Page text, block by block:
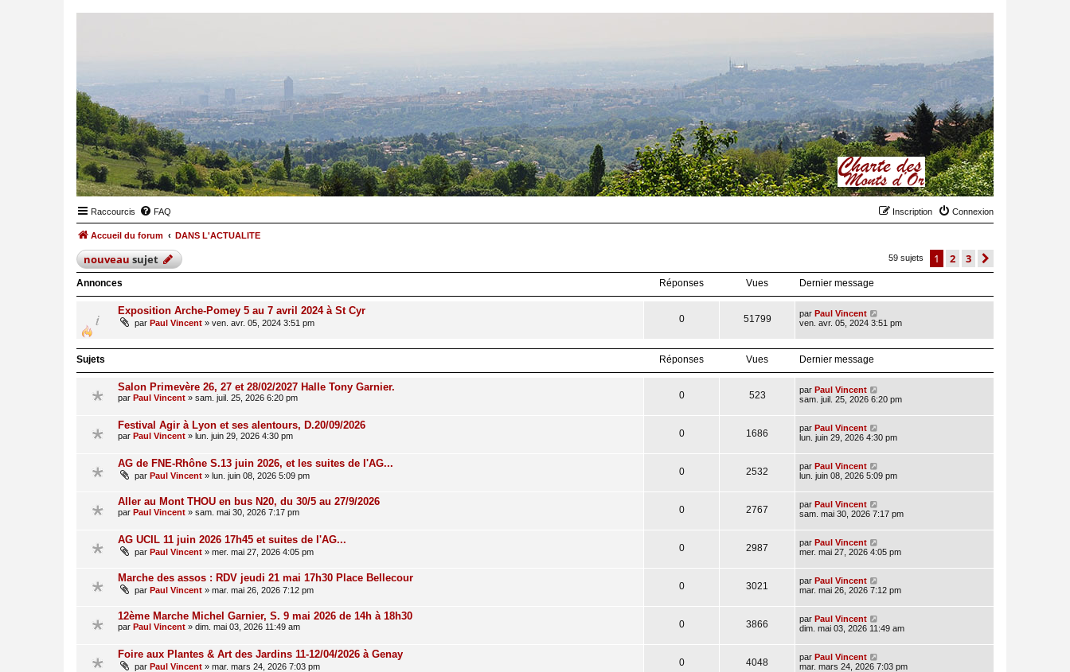
Raccourcis FAQ Connexion
Inscription
Accueil du forum DANS L'ACTUALITE
nouveausujet 59 sujets 1 2 3
Annonces Réponses Vues Dernier message
Exposition Arche-Pomey 5 au 7 avril 2024 à St Cyr
par Paul Vincent » ven. avr. 05, 2024 3:51 pm 0 51799 par Paul Vincent
ven. avr. 05, 2024 3:51 pm
Sujets Réponses Vues Dernier message
Salon Primevère 26, 27 et 28/02/2027 Halle Tony Garnier.
par Paul Vincent » sam. juil. 25, 2026 6:20 pm 0 523 par Paul Vincent
sam. juil. 25, 2026 6:20 pm
Festival Agir à Lyon et ses alentours, D.20/09/2026
par Paul Vincent » lun. juin 29, 2026 4:30 pm 0 1686 par Paul Vincent
lun. juin 29, 2026 4:30 pm
AG de FNE-Rhône S.13 juin 2026, et les suites de l'AG...
par Paul Vincent » lun. juin 08, 2026 5:09 pm 0 2532 par Paul Vincent
lun. juin 08, 2026 5:09 pm
Aller au Mont THOU en bus N20, du 30/5 au 27/9/2026
par Paul Vincent » sam. mai 30, 2026 7:17 pm 0 2767 par Paul Vincent
sam. mai 30, 2026 7:17 pm
AG UCIL 11 juin 2026 17h45 et suites de l'AG...
par Paul Vincent » mer. mai 27, 2026 4:05 pm 0 2987 par Paul Vincent
mer. mai 27, 2026 4:05 pm
Marche des assos : RDV jeudi 21 mai 17h30 Place Bellecour
par Paul Vincent » mar. mai 26, 2026 7:12 pm 0 3021 par Paul Vincent
mar. mai 26, 2026 7:12 pm
12ème Marche Michel Garnier, S. 9 mai 2026 de 14h à 18h30
par Paul Vincent » dim. mai 03, 2026 11:49 am 0 3866 par Paul Vincent
dim. mai 03, 2026 11:49 am
Foire aux Plantes & Art des Jardins 11-12/04/2026 à Genay
par Paul Vincent » mar. mars 24, 2026 7:03 pm 0 4048 par Paul Vincent
mar. mars 24, 2026 7:03 pm